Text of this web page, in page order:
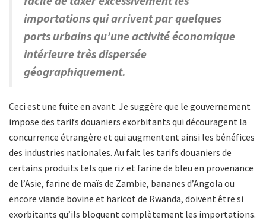
importations qui arrivent par quelques
ports urbains qu’une activité économique
intérieure très dispersée
géographiquement.
Ceci est une fuite en avant. Je suggère que le gouvernement
impose des tarifs douaniers exorbitants qui découragent la
concurrence étrangère et qui augmentent ainsi les bénéfices
des industries nationales. Au fait les tarifs douaniers de
certains produits tels que riz et farine de bleu en provenance
de l’Asie, farine de maïs de Zambie, bananes d’Angola ou
encore viande bovine et haricot de Rwanda, doivent être si
exorbitants qu’ils bloquent complètement les importations.